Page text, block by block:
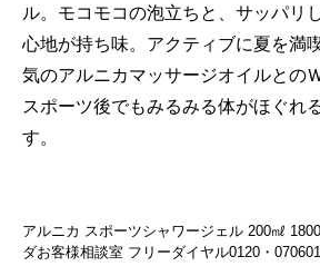
ル。モコモコの泡立ちと、サッパリ
心地が持ち味。アクティブに夏を満
気のアルニカマッサージオイルとの
スポーツ後でもみるみる体がほぐれ
す。
アルニカ スポーツシャワージェル 200㎖
ダお客様相談室 フリーダイヤル0120・070601